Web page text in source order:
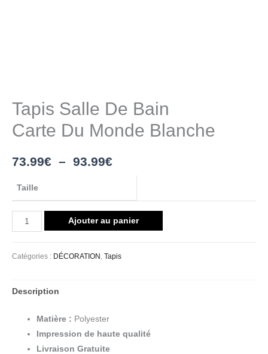
Tapis Salle De Bain
Carte Du Monde Blanche
73.99€ – 93.99€
Taille
Ajouter au panier
Catégories : DÉCORATION , Tapis
Description
Matière : Polyester
Impression de haute qualité
Livraison Gratuite